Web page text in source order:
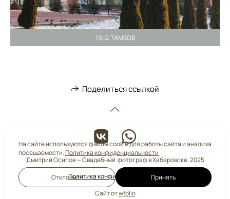
19.12.ТАМБОВ
Поделиться ссылкой
Дмитрий Осипов — Свадебный фотограф в Хабаровске. 2025
Политика конфиденциальности
Сайт отwfolio
На сайте используются файлы cookie для работы сайта и анализа
посещаемости.Политика конфиденциальности
Отклонить Принять